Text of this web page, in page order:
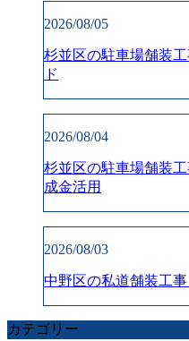
2026/08/05
杉並区の駐車場舗装
ド
2026/08/04
杉並区の駐車場舗装
成金活用
2026/08/03
中野区の私道舗装工
カテゴリー